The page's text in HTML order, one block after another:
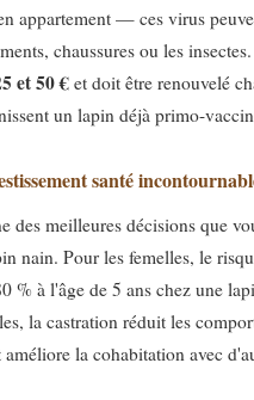
appartement — ces virus
chaussures ou les
et 50 € et doit être renouvelé
un lapin déjà primo-
santé
des meilleures décisions que
nain. Pour les femelles, le
% à l'âge de 5 ans chez une
la castration réduit les
la cohabitation avec